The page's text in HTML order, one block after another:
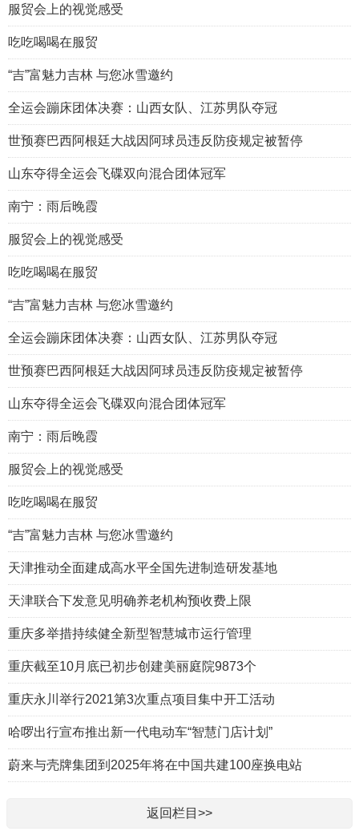
服贸会上的视觉感受
吃吃喝喝在服贸
“吉”富魅力吉林 与您冰雪邀约
全运会蹦床团体决赛：山西女队、江苏男队夺冠
世预赛巴西阿根廷大战因阿球员违反防疫规定被暂停
山东夺得全运会飞碟双向混合团体冠军
南宁：雨后晚霞
服贸会上的视觉感受
吃吃喝喝在服贸
“吉”富魅力吉林 与您冰雪邀约
全运会蹦床团体决赛：山西女队、江苏男队夺冠
世预赛巴西阿根廷大战因阿球员违反防疫规定被暂停
山东夺得全运会飞碟双向混合团体冠军
南宁：雨后晚霞
服贸会上的视觉感受
吃吃喝喝在服贸
“吉”富魅力吉林 与您冰雪邀约
天津推动全面建成高水平全国先进制造研发基地
天津联合下发意见明确养老机构预收费上限
重庆多举措持续健全新型智慧城市运行管理
重庆截至10月底已初步创建美丽庭院9873个
重庆永川举行2021第3次重点项目集中开工活动
哈啰出行宣布推出新一代电动车“智慧门店计划”
蔚来与壳牌集团到2025年将在中国共建100座换电站
返回栏目>>